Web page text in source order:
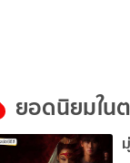
ยอดนิยมใน